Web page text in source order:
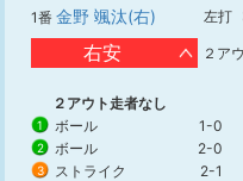
1番 金野 颯汰(右) 左打
右安 ２ア
２アウト走者なし
1 ボール 1-0
2 ボール 2-0
3 ストライク 2-1